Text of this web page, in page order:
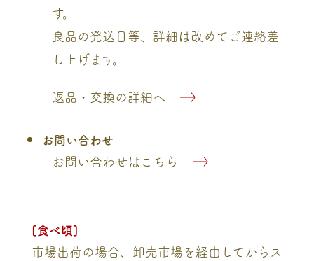
す。
良品の発送日等、詳細は改めてご連絡差
し上げます。
返品・交換の詳細へ
お問い合わせ
お問い合わせはこちら
[食べ頃]
市場出荷の場合、卸売市場を経由してからス